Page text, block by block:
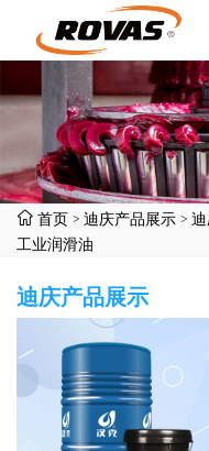
首页 > 迪庆产品展示 >
工业润滑油
迪庆产品展示